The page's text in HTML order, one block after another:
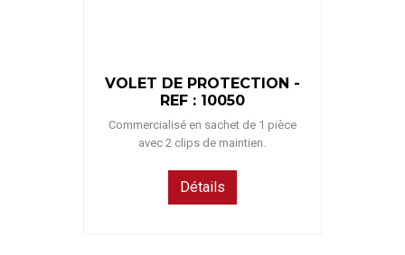
VOLET DE PROTECTION -
REF : 10050
Commercialisé en sachet de 1 pièce
avec 2 clips de maintien.
Détails